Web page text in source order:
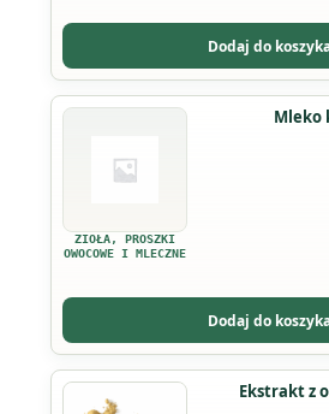
Dodaj do
na
stronie
ZIOŁA, PROSZKI
OWOCOWE I MLECZNE
Mleko
Dodaj do
Ekstrakt z
Ten